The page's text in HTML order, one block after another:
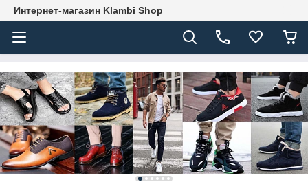
Интернет-магазин Klambi Shop